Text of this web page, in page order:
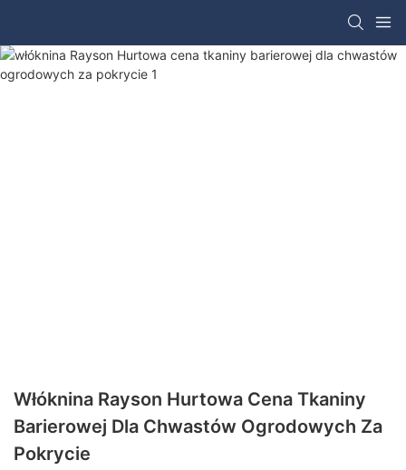
Włóknina Rayson Hurtowa Cena Tkaniny
Barierowej Dla Chwastów Ogrodowych Za
Pokrycie